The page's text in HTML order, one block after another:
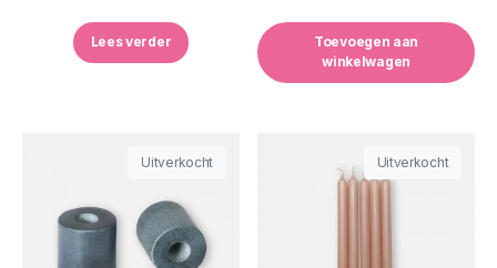
Lees verder
Toevoegen aan
winkelwagen
Uitverkocht Uitverkocht